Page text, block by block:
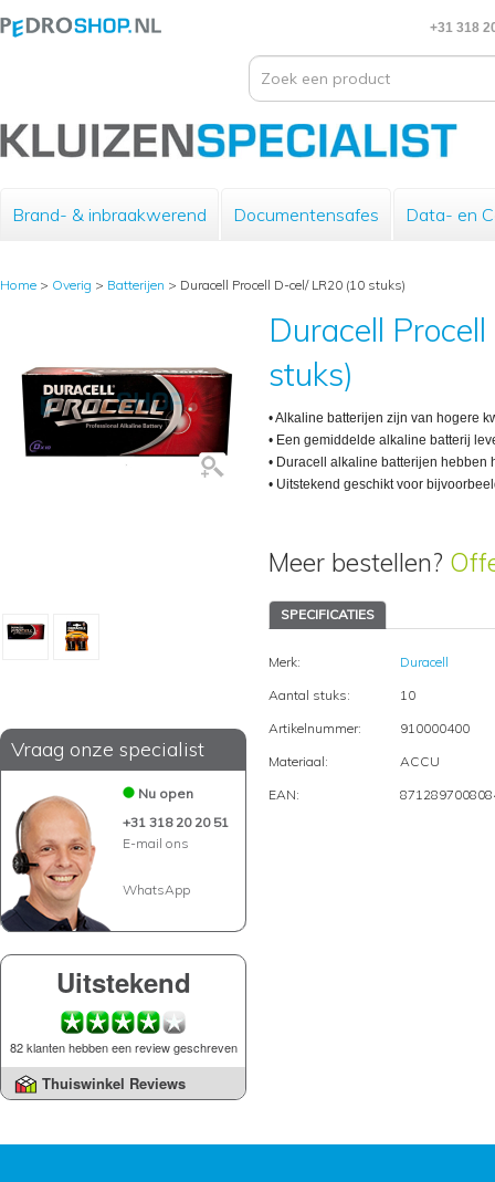
+31 318
Brand- & inbraakwerend Documentensafes Data- en
Home > Overig > Batterijen > Duracell Procell D-cel/ LR20 (10 stuks)
Vraag onze specialist
Nu open
+31 318 20 20 51
E-mail ons
WhatsApp
Uitstekend
82 klanten hebben een review geschreven
Thuiswinkel Reviews
Duracell
stuks)
• Alkaline batterijen zijn van hogere
• Een gemiddelde alkaline batterij
• Duracell alkaline batterijen
• Uitstekend geschikt voor
Meer bestellen?
SPECIFICATIES
Merk:
Duracell
Aantal stuks:
10
Artikelnummer:
910000400
Materiaal:
ACCU
EAN: